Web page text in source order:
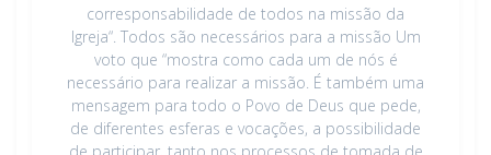
corresponsabilidade de todos na missão da
Igreja“. Todos são necessários para a missão Um
voto que “mostra como cada um de nós é
necessário para realizar a missão. É também uma
mensagem para todo o Povo de Deus que pede,
de diferentes esferas e vocações, a possibilidade